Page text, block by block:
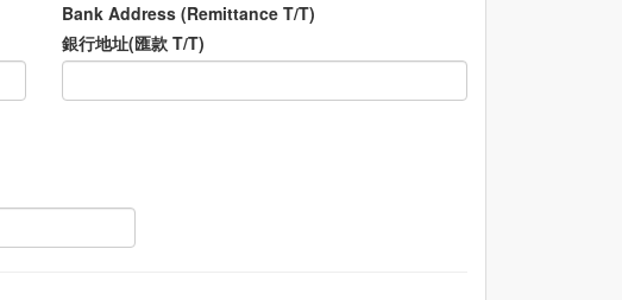
Bank Address (Remittance T/T)
銀行地址(匯款 T/T)